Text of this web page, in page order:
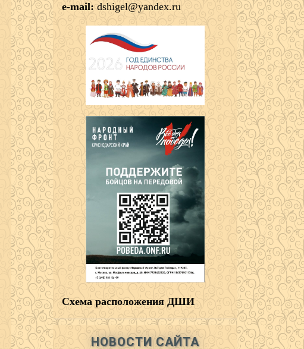
e-mail: dshigel@yandex.ru
Схема расположения ДШИ
НОВОСТИ САЙТА